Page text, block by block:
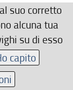
suo corretto
alcuna tua
su di esso
capito